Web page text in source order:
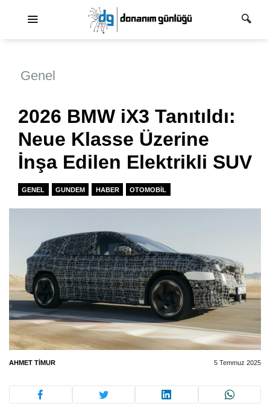
Genel
2026 BMW iX3 Tanıtıldı:
Neue Klasse Üzerine
İnşa Edilen Elektrikli SUV
GENEL GUNDEM HABER OTOMOBIL
AHMET TIMUR 5 Temmuz 2025